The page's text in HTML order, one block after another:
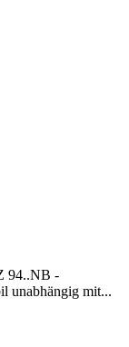
94..NB -
unabhängig mit...